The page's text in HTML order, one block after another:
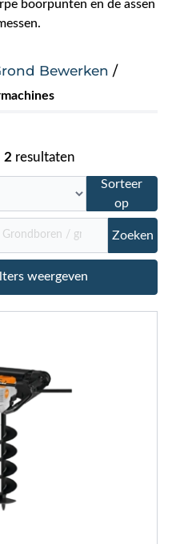
boorpunten en de assen
Bewerken /
2 resultaten
Sorteer
op
Zoeken
weergeven